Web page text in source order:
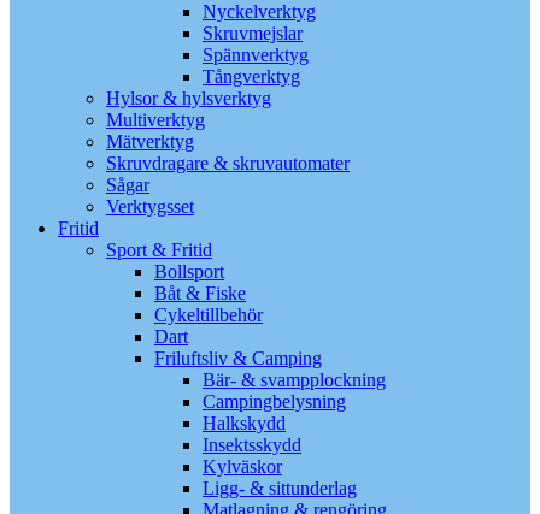
Nyckelverktyg
Skruvmejslar
Spännverktyg
Tångverktyg
Hylsor & hylsverktyg
Multiverktyg
Mätverktyg
Skruvdragare & skruvautomater
Sågar
Verktygsset
Fritid
Sport & Fritid
Bollsport
Båt & Fiske
Cykeltillbehör
Dart
Friluftsliv & Camping
Bär- & svampplockning
Campingbelysning
Halkskydd
Insektsskydd
Kylväskor
Ligg- & sittunderlag
Matlagning & rengöring